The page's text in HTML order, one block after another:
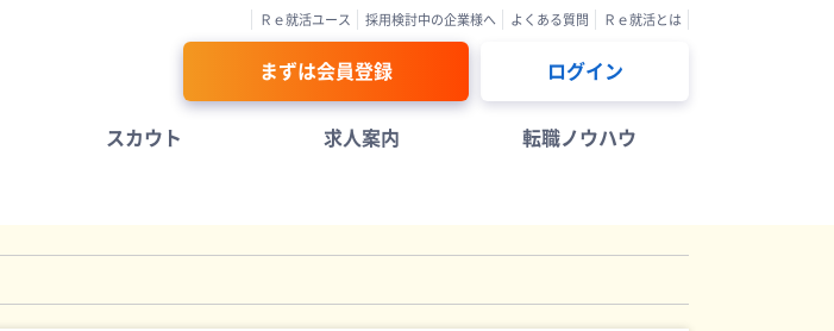
Ｒｅ就活ユース 採用検討中の企業様へ よくある質問 Ｒｅ就活とは
まずは会員登録 ログイン
スカウト 求人案内 転職ノウハウ